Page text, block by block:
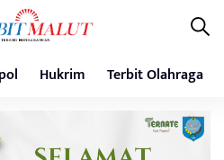
Hukrim Terbit Olahraga